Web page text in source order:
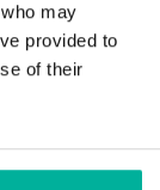
may
provided to
of their